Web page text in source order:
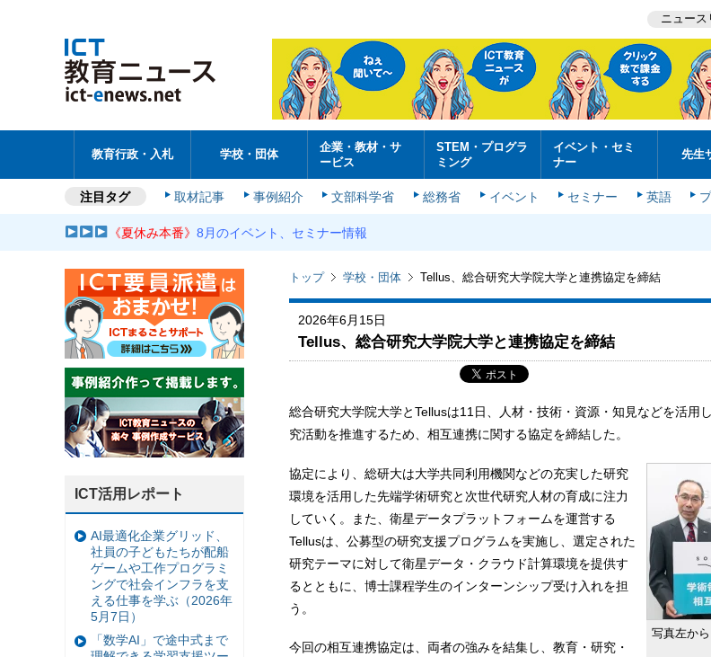
ニュース
教育行政・入札 学校・団体
企業・教材・サ
ービス
STEM・プログラ
ミング
イベント・セミ
ナー
先生
注目タグ 取材記事 事例紹介 文部科学省 総務省 イベント セミナー 英語
《夏休み本番》8月のイベント、セミナー情報
トップ 学校・団体 Tellus、総合研究大学院大学と連携協定を締結
2026年6月15日
Tellus、総合研究大学院大学と連携協定を締結
総合研究大学院大学とTellusは11日、人材・技術・資源・知見などを活用
究活動を推進するため、相互連携に関する協定を締結した。
写真左か
協定により、総研大は大学共同利用機関などの充実した研究
環境を活用した先端学術研究と次世代研究人材の育成に注力
していく。また、衛星データプラットフォームを運営する
Tellusは、公募型の研究支援プログラムを実施し、選定された
研究テーマに対して衛星データ・クラウド計算環境を提供す
るとともに、博士課程学生のインターンシップ受け入れを担
う。
今回の相互連携協定は、両者の強みを結集し、教育・研究・
ICT活用レポート
AI最適化企業グリッド、
社員の子どもたちが配船
ゲームや工作プログラミ
ングで社会インフラを支
える仕事を学ぶ（2026年
5月7日）
「数学AI」で途中式まで